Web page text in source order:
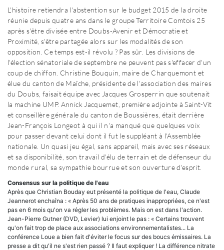
L'histoire retiendra l'abstention sur le budget 2015 de la droite
réunie depuis quatre ans dans le groupe Territoire Comtois 25
après s'être divisée entre Doubs-Avenir et Démocratie et
Proximité, s'être partagée alors sur les modalités de son
opposition. Ce temps est-il révolu ? Pas sûr. Les divisions de
l'élection sénatoriale de septembre ne peuvent pas s'effacer d'un
coup de chiffon. Christine Bouquin, maire de Charquemont et
élue du canton de Maîche, présidente de l'association des maires
du Doubs, faisait équipe avec Jacques Grosperrin que soutenait
la machine UMP. Annick Jacquemet, première adjointe à Saint-Vit
et conseillère générale du canton de Boussières, était derrière
Jean-François Longeot à qui il n'a manqué que quelques voix
pour passer devant celui dont il fut le suppléant à l'Assemblée
nationale. Un quasi jeu égal, sans appareil, mais avec ses réseaux
et sa disponibilité, son travail d'élu de terrain et de défenseur du
monde rural, sa sympathie bourrue et son ouverture d'esprit.
Consensus sur la politique de l'eau
Après que Christian Bouday eut présenté la politique de l'eau, Claude
Jeannerot enchaîna : « Après 50 ans de pratiques inappropriées, ce n'est
pas en 6 mois qu'on va régler les problèmes. Mais on est dans l'action.
Jean-Pierre Gutner (DVD, Levier) lui enjoint le pas : « Certains trouvent
qu'on fait trop de place aux associations environnementalistes... La
conférence Loue a bien fait d'éviter le focus sur des boucs émissaires. La
presse a dit qu'il ne s'est rien passé ? Il faut expliquer ! La différence nitrate